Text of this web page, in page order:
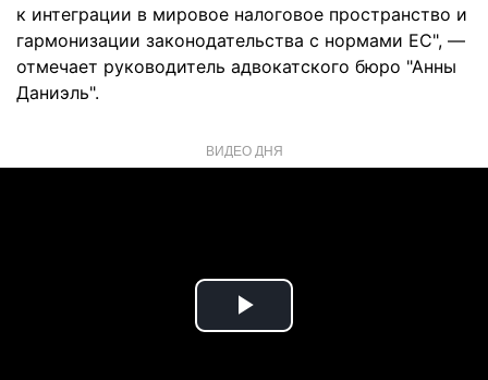
к интеграции в мировое налоговое пространство и
гармонизации законодательства с нормами ЕС", —
отмечает руководитель адвокатского бюро "Анны
Даниэль".
ВИДЕО ДНЯ
Play